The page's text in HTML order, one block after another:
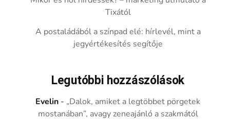
Tixától
A postaládából a színpad elé: hírlevél, mint a
jegyértékesítés segítője
Legutóbbi hozzászólások
Evelin - „Dalok, amiket a legtöbbet pörgetek
mostanában”, avagy zeneajánló a szakmától